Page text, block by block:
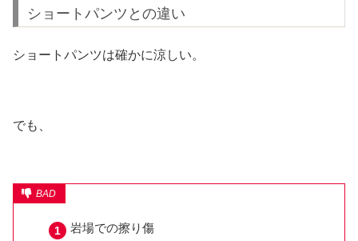
ショートパンツとの違い
ショートパンツは確かに涼しい。
でも、
岩場での擦り傷